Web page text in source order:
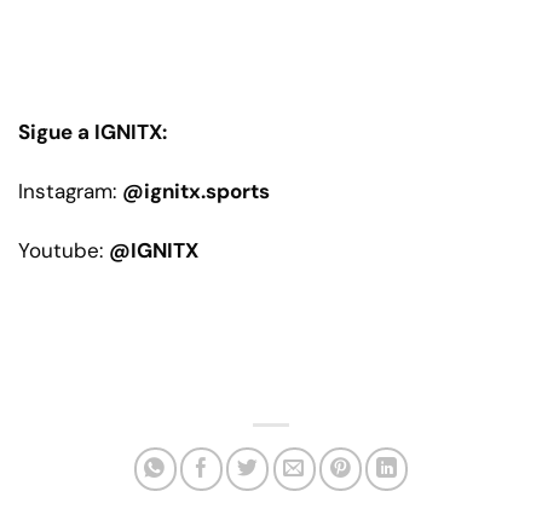
Sigue a IGNITX:
Instagram: @ignitx.sports
Youtube: @IGNITX